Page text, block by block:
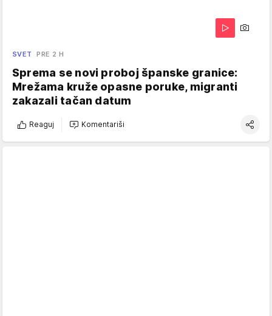
SVET PRE 2 H
Sprema se novi proboj španske granice:
Mrežama kruže opasne poruke, migranti
zakazali tačan datum
Reaguj Komentariši